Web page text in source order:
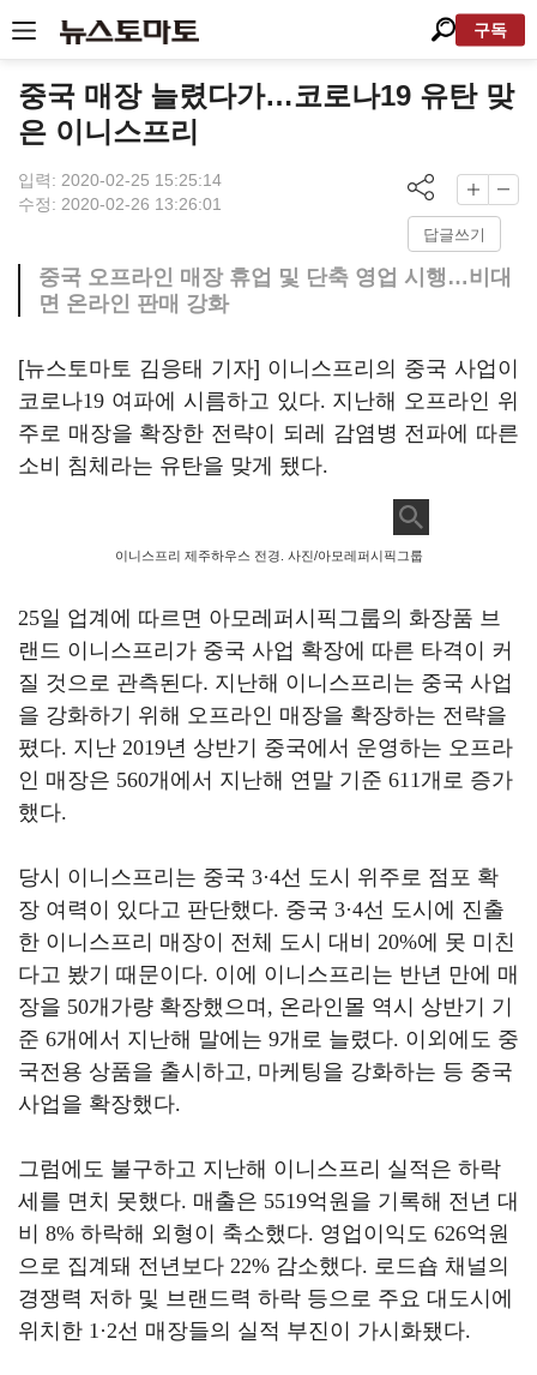
구독
중국 매장 늘렸다가…코로나19 유탄 맞
은 이니스프리
입력: 2020-02-25 15:25:14
수정: 2020-02-26 13:26:01
답글쓰기
중국 오프라인 매장 휴업 및 단축 영업 시행…비대
면 온라인 판매 강화
[뉴스토마토 김응태 기자] 이니스프리의 중국 사업이
코로나19 여파에 시름하고 있다. 지난해 오프라인 위
주로 매장을 확장한 전략이 되레 감염병 전파에 따른
소비 침체라는 유탄을 맞게 됐다.
이니스프리 제주하우스 전경. 사진/아모레퍼시픽그룹
25일 업계에 따르면 아모레퍼시픽그룹의 화장품 브
랜드 이니스프리가 중국 사업 확장에 따른 타격이 커
질 것으로 관측된다. 지난해 이니스프리는 중국 사업
을 강화하기 위해 오프라인 매장을 확장하는 전략을
폈다. 지난 2019년 상반기 중국에서 운영하는 오프라
인 매장은 560개에서 지난해 연말 기준 611개로 증가
했다.
당시 이니스프리는 중국 3·4선 도시 위주로 점포 확
장 여력이 있다고 판단했다. 중국 3·4선 도시에 진출
한 이니스프리 매장이 전체 도시 대비 20%에 못 미친
다고 봤기 때문이다. 이에 이니스프리는 반년 만에 매
장을 50개가량 확장했으며 , 온라인몰 역시 상반기 기
준 6개에서 지난해 말에는 9개로 늘렸다. 이외에도 중
국전용 상품을 출시하고, 마케팅을 강화하는 등 중국
사업을 확장했다.
그럼에도 불구하고 지난해 이니스프리 실적은 하락
세를 면치 못했다. 매출은 5519억원을 기록해 전년 대
비 8% 하락해 외형이 축소했다. 영업이익도 626억원
으로 집계돼 전년보다 22% 감소했다. 로드숍 채널의
경쟁력 저하 및 브랜드력 하락 등으로 주요 대도시에
위치한 1·2선 매장들의 실적 부진이 가시화됐다.